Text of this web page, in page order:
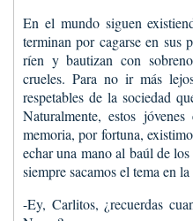
En el mundo siguen
terminan por cagarse en sus
ríen y bautizan con
crueles. Para no ir más
respetables de la sociedad
Naturalmente, estos
memoria, por fortuna,
echar una mano al baúl de
siempre sacamos el tema en la
-Ey, Carlitos, ¿recuerdas